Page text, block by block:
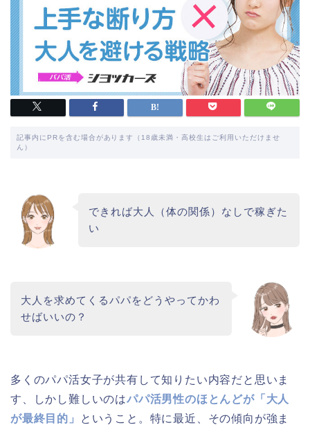
記事内にPRを含む場合があります（18歳未満・高校生はご利用いただけませ
ん）
できれば大人（体の関係）なしで稼ぎた
い
大人を求めてくるパパをどうやってかわ
せばいいの？
多くのパパ活女子が共有して知りたい内容だと思いま
す、しかし難しいのはパパ活男性のほとんどが「大人
が最終目的」
ということ。特に最近、その傾向が強ま